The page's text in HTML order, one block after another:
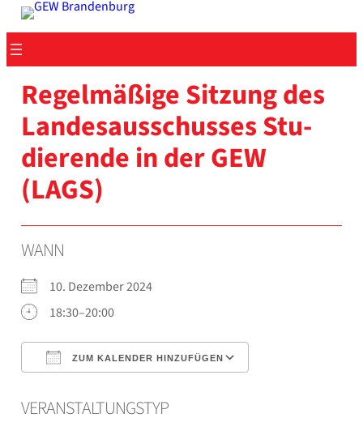
Zum
Inhalt
springen
Regel­mä­ßi­ge Sit­zung des
Lan­des­aus­schus­ses Stu­
die­ren­de in der GEW
(LAGS)
WANN
10. Dezem­ber 2024
18:30–20:00
ZUM KALENDER HINZUFÜGEN
VER­AN­STAL­TUNGS­TYP